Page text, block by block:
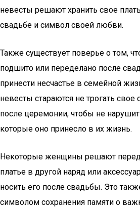
невесты решают хранить свое
свадьбе и символ своей любви.
Также существует поверье о том,
подшито или переделано после
принести несчастье в семейной
невесты стараются не трогать свое
после церемонии, чтобы не
которые оно принесло в их жизнь.
Некоторые женщины решают
платье в другой наряд или
носить его после свадьбы. Это
символом сохранения памяти о